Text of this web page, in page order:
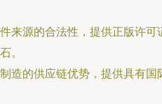
件来源的合法性，提供正版许可
。
制造的供应链优势，提供具有国